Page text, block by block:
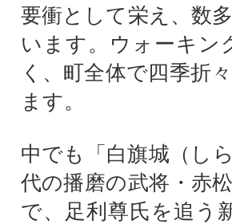
要衝として栄え、数
います。ウォーキン
く、町全体で四季折
ます。
中でも「白旗城（し
代の播磨の武将・赤
で、足利尊氏を追う